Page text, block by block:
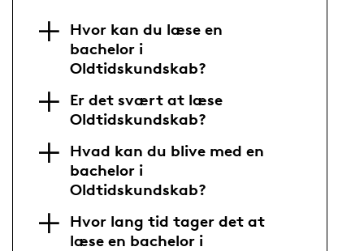
Hvor kan du læse en
bachelor i
Oldtidskundskab?
Er det svært at læse
Oldtidskundskab?
Hvad kan du blive med en
bachelor i
Oldtidskundskab?
Hvor lang tid tager det at
læse en bachelor i